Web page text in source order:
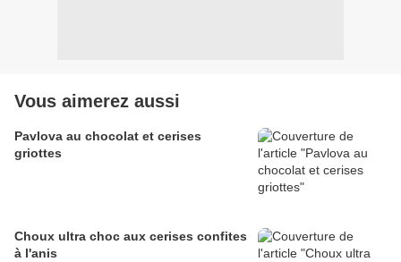
Vous aimerez aussi
Pavlova au chocolat et cerises
griottes
Choux ultra choc aux cerises confites
à l'anis